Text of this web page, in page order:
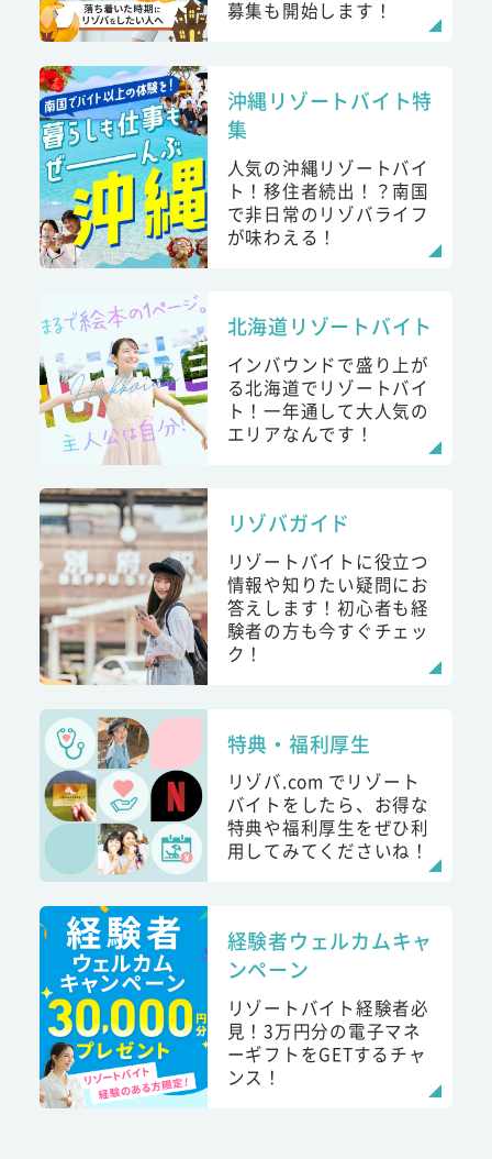
募集も開始します！
沖縄リゾートバイト特
集
人気の沖縄リゾートバイ
ト！移住者続出！？南国
で非日常のリゾバライフ
が味わえる！
北海道リゾートバイト
インバウンドで盛り上が
る北海道でリゾートバイ
ト！一年通して大人気の
エリアなんです！
リゾバガイド
リゾートバイトに役立つ
情報や知りたい疑問にお
答えします！初心者も経
験者の方も今すぐチェッ
ク！
特典・福利厚生
リゾバ.com でリゾート
バイトをしたら、お得な
特典や福利厚生をぜひ利
用してみてくださいね！
経験者ウェルカムキャ
ンペーン
リゾートバイト経験者必
見！3万円分の電子マネ
ーギフトをGETするチャ
ンス！